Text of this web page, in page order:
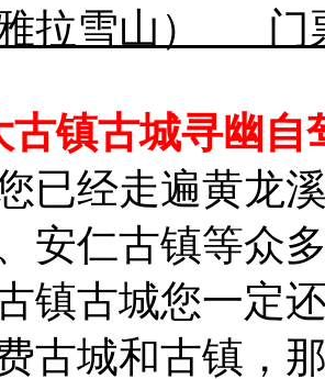
雅拉雪山）
古镇古城寻幽自
已经走遍黄龙
安仁古镇等众
镇古城您一定
古城和古镇，